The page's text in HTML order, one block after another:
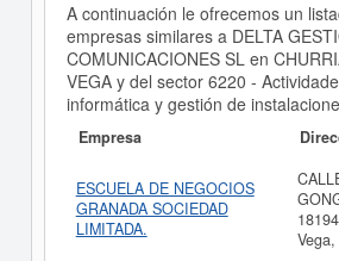
A continuación le ofrecemos un
empresas similares a DELTA
COMUNICACIONES SL en
VEGA y del sector 6220 -
informática y gestión de
Empresa
ESCUELA DE NEGOCIOS
GRANADA SOCIEDAD
LIMITADA.